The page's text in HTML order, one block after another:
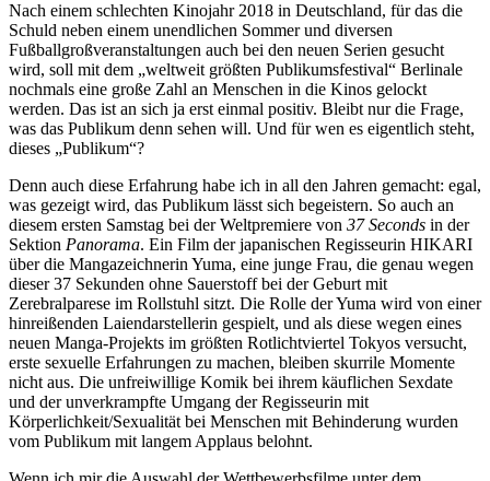
Nach einem schlechten Kinojahr 2018 in Deutschland, für das die
Schuld neben einem unendlichen Sommer und diversen
Fußballgroßveranstaltungen auch bei den neuen Serien gesucht
wird, soll mit dem „weltweit größten Publikumsfestival“ Berlinale
nochmals eine große Zahl an Menschen in die Kinos gelockt
werden. Das ist an sich ja erst einmal positiv. Bleibt nur die Frage,
was das Publikum denn sehen will. Und für wen es eigentlich steht,
dieses „Publikum“?
Denn auch diese Erfahrung habe ich in all den Jahren gemacht: egal,
was gezeigt wird, das Publikum lässt sich begeistern. So auch an
diesem ersten Samstag bei der Weltpremiere von 37 Seconds in der
Sektion Panorama. Ein Film der japanischen Regisseurin HIKARI
über die Mangazeichnerin Yuma, eine junge Frau, die genau wegen
dieser 37 Sekunden ohne Sauerstoff bei der Geburt mit
Zerebralparese im Rollstuhl sitzt. Die Rolle der Yuma wird von einer
hinreißenden Laiendarstellerin gespielt, und als diese wegen eines
neuen Manga-Projekts im größten Rotlichtviertel Tokyos versucht,
erste sexuelle Erfahrungen zu machen, bleiben skurrile Momente
nicht aus. Die unfreiwillige Komik bei ihrem käuflichen Sexdate
und der unverkrampfte Umgang der Regisseurin mit
Körperlichkeit/Sexualität bei Menschen mit Behinderung wurden
vom Publikum mit langem Applaus belohnt.